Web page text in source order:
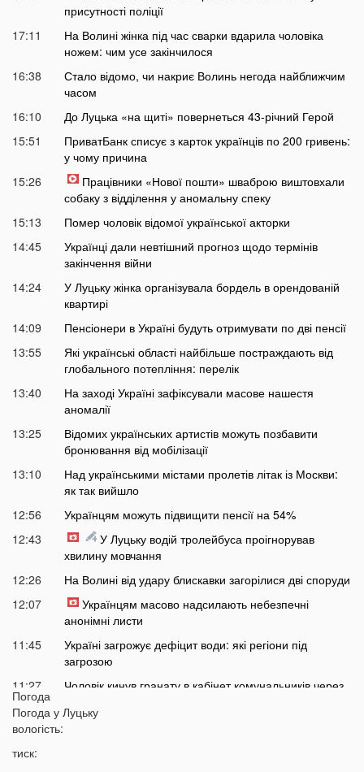
присутності поліції
17:11
На Волині жінка під час сварки вдарила чоловіка
ножем: чим усе закінчилося
16:38
Стало відомо, чи накриє Волинь негода найближчим
часом
16:10
До Луцька «на щиті» повернеться 43-річний Герой
15:51
ПриватБанк списує з карток українців по 200 гривень:
у чому причина
15:26
Працівники «Нової пошти» шваброю виштовхали
собаку з відділення у аномальну спеку
15:13
Помер чоловік відомої української акторки
14:45
Українці дали невтішний прогноз щодо термінів
закінчення війни
14:24
У Луцьку жінка організувала бордель в орендованій
квартирі
14:09
Пенсіонери в Україні будуть отримувати по дві пенсії
13:55
Які українські області найбільше постраждають від
глобального потепління: перелік
13:40
На заході Україні зафіксували масове нашестя
аномалії
13:25
Відомих українських артистів можуть позбавити
бронювання від мобілізації
13:10
Над українськими містами пролетів літак із Москви:
як так вийшло
12:56
Українцям можуть підвищити пенсії на 54%
12:43
У Луцьку водій тролейбуса проігнорував
хвилину мовчання
12:26
На Волині від удару блискавки загорілися дві споруди
12:07
Українцям масово надсилають небезпечні
анонімні листи
11:45
Україні загрожує дефіцит води: які регіони під
загрозою
11:27
Чоловік кинув гранату в кабінет комунальників через
11:06
Погода
Погода у Луцьку
вологість:
тиск: